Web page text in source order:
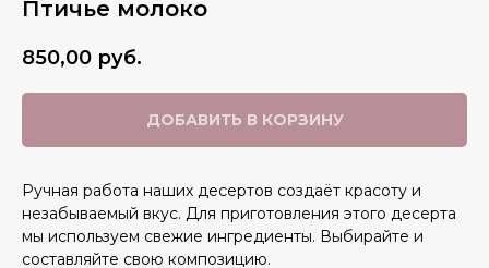
Птичье молоко
850,00 руб.
ДОБАВИТЬ В КОРЗИНУ
Ручная работа наших десертов создаёт красоту и
незабываемый вкус. Для приготовления этого десерта
мы используем свежие ингредиенты. Выбирайте и
составляйте свою композицию.